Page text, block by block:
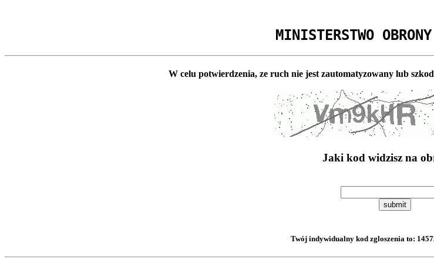
MINISTERSTWO
W celu potwierdzenia, ze ruch nie jest zautomatyzowany lub
Jaki kod widzisz na
submit
Twój indywidualny kod zgloszenia to: